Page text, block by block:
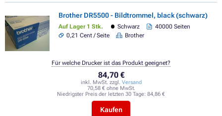
Brother DR5500 - Bildtrommel, black (schwarz)
Auf Lager 1 Stk. Schwarz
40000 Seiten
0,21 Cent / Seite
Brother
84,70 €
inkl. MwSt. zzgl. Versand
70,58 € ohne MwSt.
Niedrigster Preis der letzten 30 Tage: 84,86 €
Kaufen
Für welche Drucker ist das Produkt geeignet?